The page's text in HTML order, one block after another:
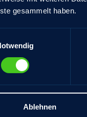
gesammelt haben.
Ablehnen